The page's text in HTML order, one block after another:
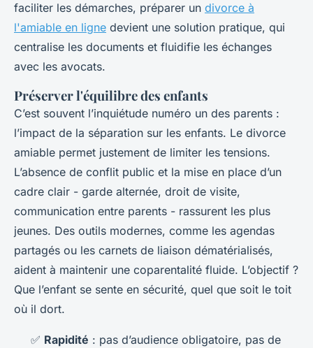
faciliter les démarches, préparer un divorce à
l'amiable en ligne devient une solution pratique, qui
centralise les documents et fluidifie les échanges
avec les avocats.
Préserver l'équilibre des enfants
C’est souvent l’inquiétude numéro un des parents :
l’impact de la séparation sur les enfants. Le divorce
amiable permet justement de limiter les tensions.
L’absence de conflit public et la mise en place d’un
cadre clair - garde alternée, droit de visite,
communication entre parents - rassurent les plus
jeunes. Des outils modernes, comme les agendas
partagés ou les carnets de liaison dématérialisés,
aident à maintenir une coparentalité fluide. L’objectif ?
Que l’enfant se sente en sécurité, quel que soit le toit
où il dort.
✅ Rapidité : pas d’audience obligatoire, pas de